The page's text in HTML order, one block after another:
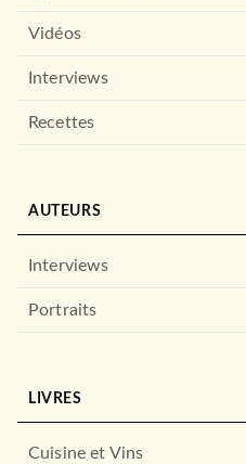
Vidéos
Interviews
Recettes
AUTEURS
Interviews
Portraits
LIVRES
Cuisine et Vins